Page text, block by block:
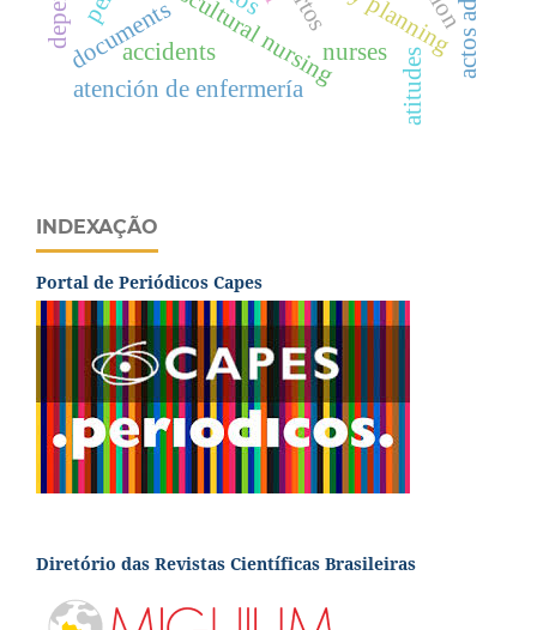
atención de enfermería
documents nurses
accidents atitudes
INDEXAÇÃO
Portal de Periódicos Capes
Diretório das Revistas Científicas Brasileiras